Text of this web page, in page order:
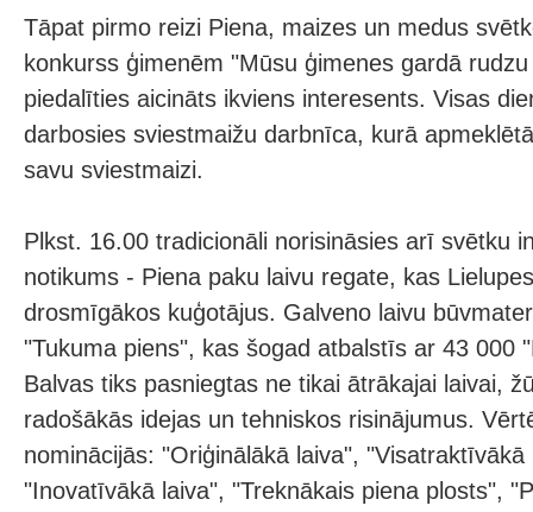
Tāpat pirmo reizi Piena, maizes un medus
konkurss ģimenēm "Mūsu ģimenes gardā
piedalīties aicināts ikviens interesents. Visas
darbosies sviestmaižu darbnīca, kurā
savu sviestmaizi.
Plkst. 16.00 tradicionāli norisināsies arī svētku
notikums - Piena paku laivu regate, kas
drosmīgākos kuģotājus. Galveno laivu
"Tukuma piens", kas šogad atbalstīs ar 43 000
Balvas tiks pasniegtas ne tikai ātrākajai laivai,
radošākās idejas un tehniskos risinājumus.
nominācijās: "Oriģinālākā laiva", "Visatraktīvākā
"Inovatīvākā laiva", "Treknākais piena plosts",